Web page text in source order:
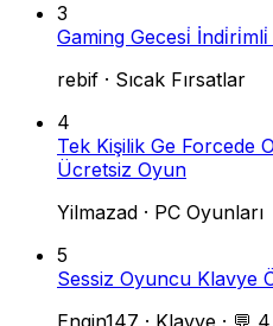
3
Gaming Gecesi̇
rebif · Sıcak Fırsatlar
4
Tek Kişilik Ge Forcede
Ücretsiz Oyun
Yilmazad · PC Oyunları
5
Sessiz Oyuncu Klavye